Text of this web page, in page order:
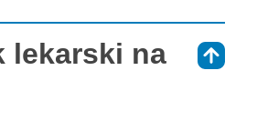
lekarski na